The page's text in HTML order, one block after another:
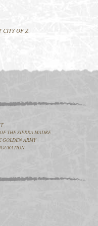
CITY OF Z
THE SIERRA MADRE
GOLDEN ARMY